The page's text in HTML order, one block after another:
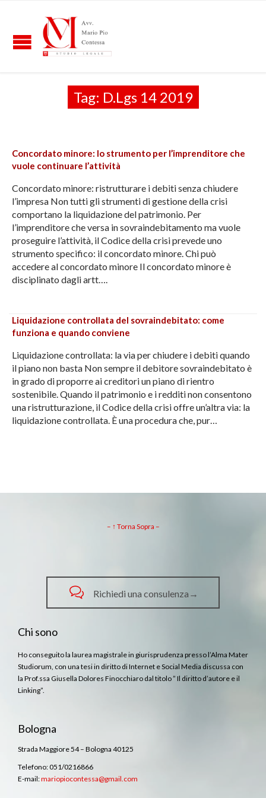
Tag: D.Lgs 14 2019
Concordato minore: lo strumento per l’imprenditore che
vuole continuare l’attività
Concordato minore: ristrutturare i debiti senza chiudere
l’impresa Non tutti gli strumenti di gestione della crisi
comportano la liquidazione del patrimonio. Per
l’imprenditore che versa in sovraindebitamento ma vuole
proseguire l’attività, il Codice della crisi prevede uno
strumento specifico: il concordato minore. Chi può
accedere al concordato minore Il concordato minore è
disciplinato dagli artt….
Liquidazione controllata del sovraindebitato: come
funziona e quando conviene
Liquidazione controllata: la via per chiudere i debiti quando
il piano non basta Non sempre il debitore sovraindebitato è
in grado di proporre ai creditori un piano di rientro
sostenibile. Quando il patrimonio e i redditi non consentono
una ristrutturazione, il Codice della crisi offre un’altra via: la
liquidazione controllata. È una procedura che, pur…
– ↑ Torna Sopra –
 Richiedi una consulenza→
Chi sono
Ho conseguito la laurea magistrale in giurisprudenza presso l’Alma Mater
Studiorum, con una tesi in diritto di Internet e Social Media discussa con
la Prof.ssa Giusella Dolores Finocchiaro dal titolo ” Il diritto d’autore e il
Linking”.
Bologna
Strada Maggiore 54 – Bologna 40125
Telefono: 051/0216866
E-mail:mariopiocontessa@gmail.com